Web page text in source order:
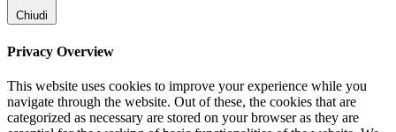
Chiudi
Privacy Overview
This website uses cookies to improve your experience while you
navigate through the website. Out of these, the cookies that are
categorized as necessary are stored on your browser as they are